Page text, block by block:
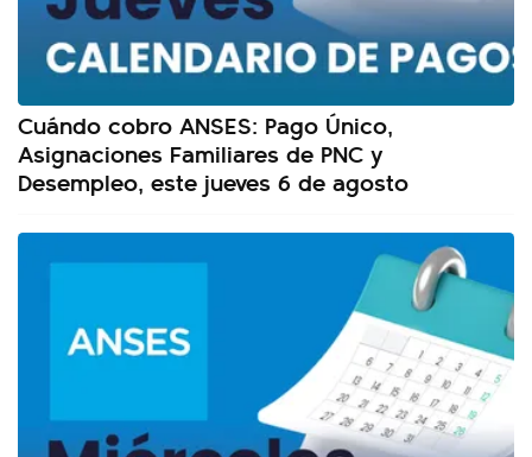
Cuándo cobro ANSES: Pago Único,
Asignaciones Familiares de PNC y
Desempleo, este jueves 6 de agosto